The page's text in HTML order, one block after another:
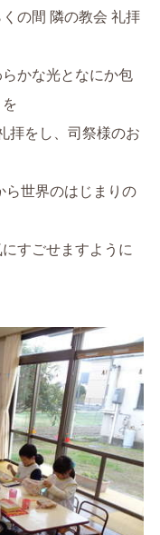
の間 隣の教会 礼拝
かな光となにか包
拝をし、司祭様のお
ら世界のはじまりの
すごせますように